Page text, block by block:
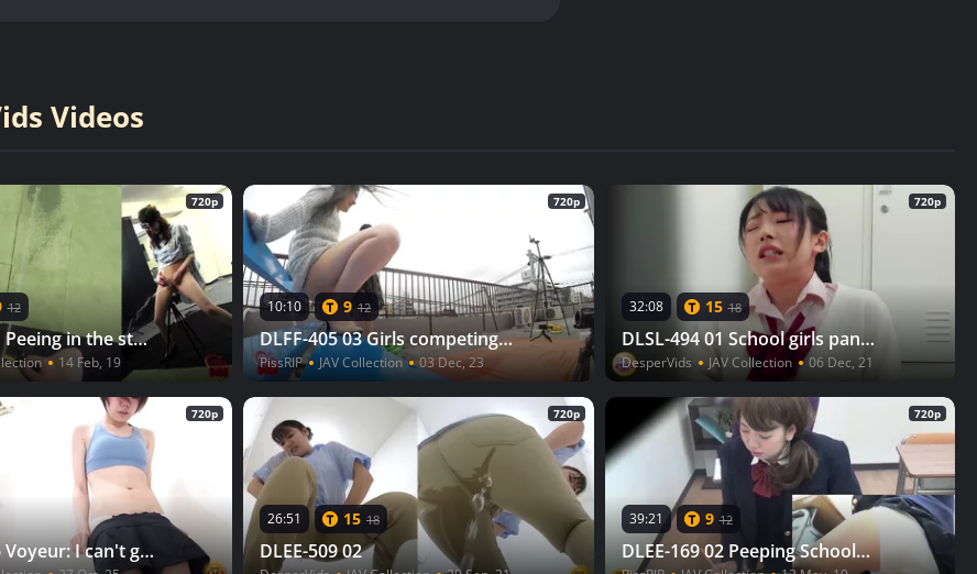
Videos
720p
12
DLFF-188 01 Peeing in the studio - female point of view action camera!
14 Feb, 19
720p
10:10 9 12
DLFF-405 03 Girls competing in distance peeing
PissRIP JAV Collection 03 Dec, 23
720p
32:08 15 18
DLSL-494 01 School girls panicky run to restroom for emergency pee!
DesperVids JAV Collection 06 Dec, 21
720p
DLEE-395 06 Voyeur: I can't go to the toilet until the lesson is over... Yoga class
720p
26:51 15 18
DLEE-509 02
720p
39:21 9 12
DLEE-169 02 Peeping Schoolgirls Loud Farting During Class